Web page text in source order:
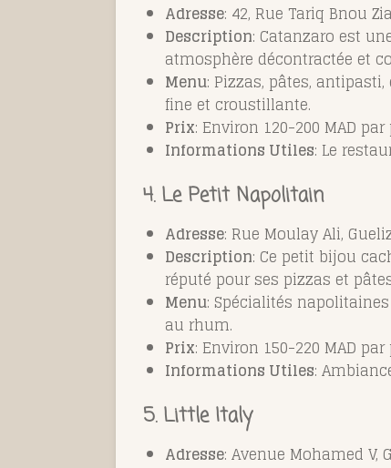
Adresse: 42, Rue Tariq Bnou
Description: Catanzaro est
atmosphère décontractée et
Menu: Pizzas, pâtes,
fine et croustillante.
Prix: Environ 120-200 MAD
Informations Utiles: Le
4. Le Petit Napolitain
Adresse: Rue Moulay Ali,
Description: Ce petit bijou
réputé pour ses pizzas et
Menu: Spécialités
au rhum.
Prix: Environ 150-220 MAD
Informations Utiles:
5. Little Italy
Adresse: Avenue Mohamed V,